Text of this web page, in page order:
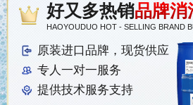
好又多热销品牌消
HAOYOUDUO HOT - SELLING BRAND
原装进口品牌，现货供应
专人一对一服务
提供技术服务支持